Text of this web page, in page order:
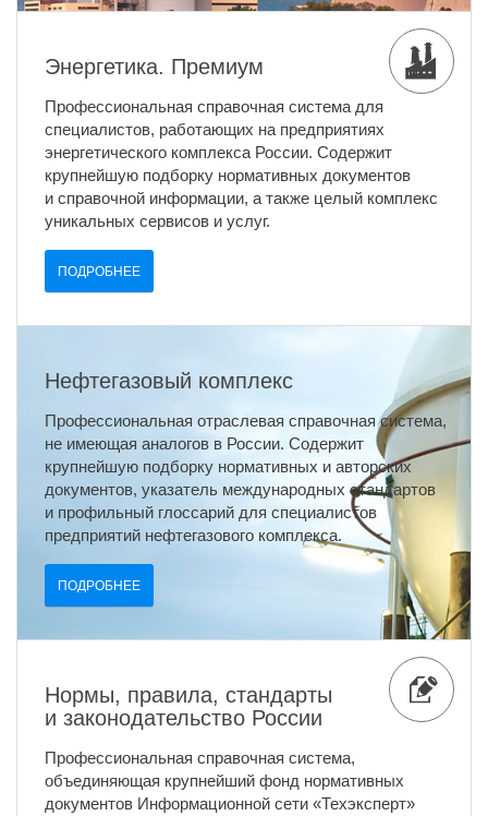
Энергетика. Премиум
Профессиональная справочная система для
специалистов, работающих на предприятиях
энергетического комплекса России. Содержит
крупнейшую подборку нормативных документов
и справочной информации, а также целый комплекс
уникальных сервисов и услуг.
ПОДРОБНЕЕ
Нефтегазовый комплекс
Профессиональная отраслевая справочная система,
не имеющая аналогов в России. Содержит
крупнейшую подборку нормативных и авторских
документов, указатель международных стандартов
и профильный глоссарий для специалистов
предприятий нефтегазового комплекса.
ПОДРОБНЕЕ
Нормы, правила, стандарты
и законодательство России
Профессиональная справочная система,
объединяющая крупнейший фонд нормативных
документов Информационной сети «Техэксперт»